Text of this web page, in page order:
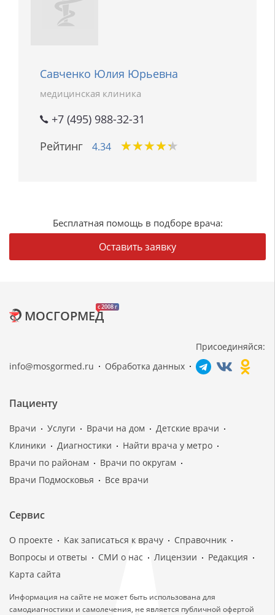
Савченко Юлия Юрьевна
медицинская клиника
+7 (495) 988-32-31
Рейтинг
4.34 ★★★★★
★★★★★
Бесплатная помощь в подборе врача:
Оставить заявку
c 2008 г
МОСГОРМЕД
info@mosgormed.ru Обработка данных
Присоединяйся:
Пациенту
Врачи Услуги Врачи на дом
Детские врачи
Клиники
Диагностики
Найти врача у метро
Врачи по районам
Врачи по округам
Врачи Подмосковья
Все врачи
Сервис
О проекте Как записаться к врачу
Справочник
Вопросы и ответы
СМИ о нас Лицензии
Редакция
Карта сайта
Информация на сайте не может быть использована для
самодиагностики и самолечения, не является публичной офертой